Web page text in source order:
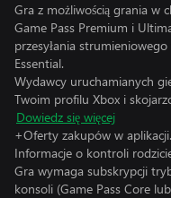
Gra z możliwością grania w
Game Pass Premium i
przesyłania
Essential.
Wydawcy uruchamianych
Twoim profilu Xbox i
Dowiedz się więcej
+Oferty zakupów w aplikacji.
Informacje o kontroli
Gra wymaga subskrypcji
konsoli (Game Pass Core